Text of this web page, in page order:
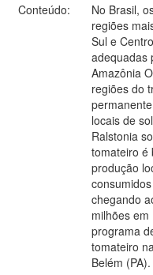
Conteúdo:
No Brasil,
regiões
Sul e
adequadas
Amazônia
regiões do
locais de
Ralstonia
tomateiro é
produção
chegando
milhões
programa
tomateiro
Belém